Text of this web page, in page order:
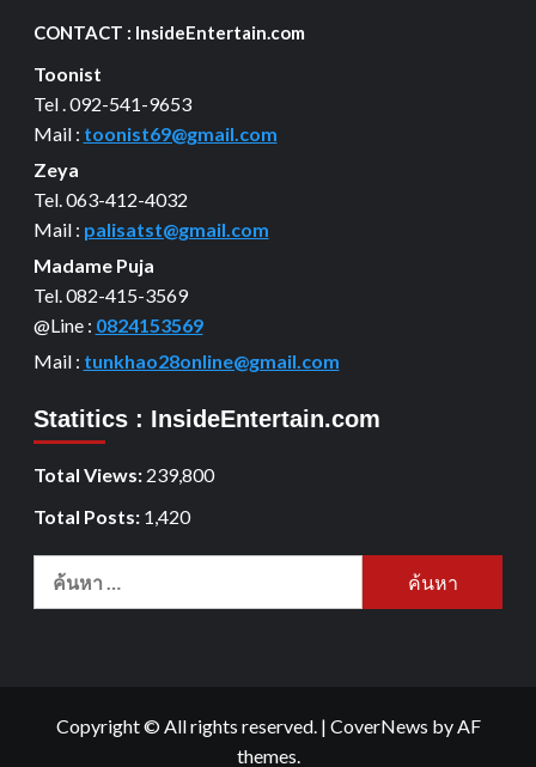
CONTACT : InsideEntertain.com
Toonist
Tel . 092-541-9653
Mail : toonist69@gmail.com
Zeya
Tel. 063-412-4032
Mail : palisatst@gmail.com
Madame Puja
Tel. 082-415-3569
@Line : 0824153569
Mail : tunkhao28online@gmail.com
Statitics : InsideEntertain.com
Total Views: 239,800
Total Posts: 1,420
Copyright © All rights reserved. | CoverNews by AF
themes.